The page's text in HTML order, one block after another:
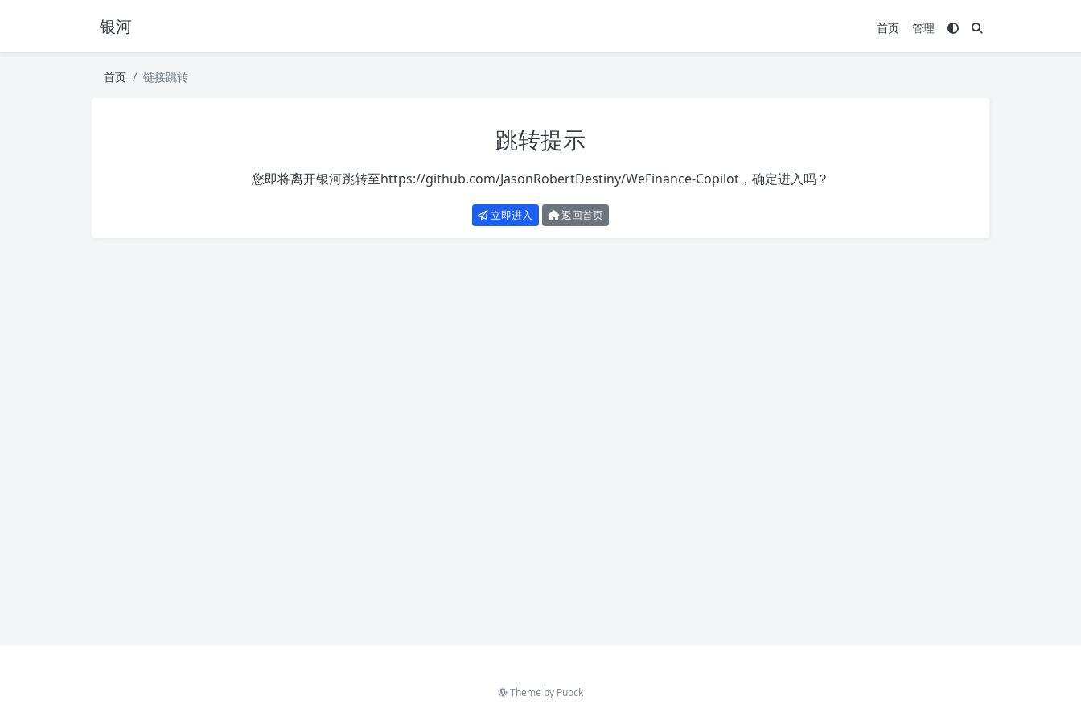
银河 首页 管理
首页 链接跳转
跳转提示
您即将离开银河跳转至https://github.com/JasonRobertDestiny/WeFinance-Copilot ，确定进入吗？
立即进入 返回首页
Theme by Puock